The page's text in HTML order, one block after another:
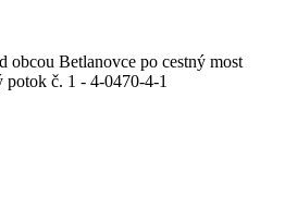
obcou Betlanovce po cestný most
potok č. 1 - 4-0470-4-1